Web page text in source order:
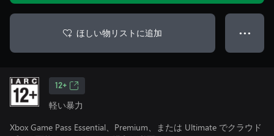
ほしい物リストに追加 ● ● ●
12+
軽い暴力
Xbox Game Pass Essential、Premium、または Ultimate でクラウド